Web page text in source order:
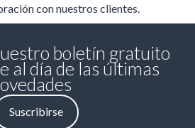
con nuestros clientes.
boletín gratuito
al día de las últimas
Suscribirse